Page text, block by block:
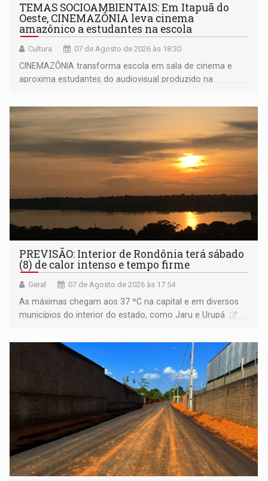
TEMAS SOCIOAMBIENTAIS: Em Itapuã do
Oeste, CINEMAZÔNIA leva cinema
amazônico a estudantes na escola
Cultura 07 de Agosto de 2026 às 18:30
CINEMAZÔNIA transforma escola em sala de cinema e
aproxima estudantes do audiovisual produzido na
PREVISÃO: Interior de Rondônia terá sábado
(8) de calor intenso e tempo firme
Geral 07 de Agosto de 2026 às 17:54
As máximas chegam aos 37 ºC na capital e em diversos
municípios do interior do estado, como Jaru e Urupá